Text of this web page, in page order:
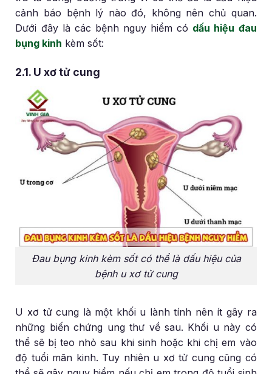
cảnh báo bệnh lý nào đó, không nên chủ quan.
Dưới đây là các bệnh nguy hiểm có dấu hiệu đau
bụng kinh kèm sốt:
2.1. U xơ tử cung
Đau bụng kinh kèm sốt có thể là dấu hiệu của
bệnh u xơ tử cung
U xơ tử cung là một khối u lành tính nên ít gây ra
những biến chứng ung thư về sau. Khối u này có
thể sẽ bị teo nhỏ sau khi sinh hoặc khi chị em vào
độ tuổi mãn kinh. Tuy nhiên u xơ tử cung cũng có